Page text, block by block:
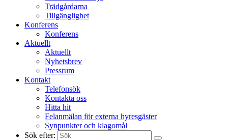
Trädgårdarna
Tillgänglighet
Konferens
Konferens
Aktuellt
Aktuellt
Nyhetsbrev
Pressrum
Kontakt
Telefonsök
Kontakta oss
Hitta hit
Felanmälan för externa hyresgäster
Synpunkter och klagomål
Sök efter: